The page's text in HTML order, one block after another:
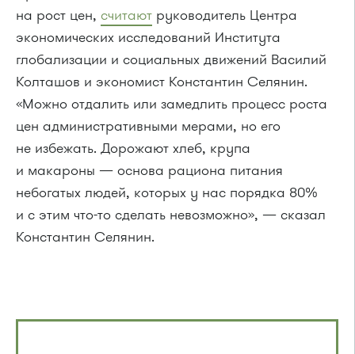
на рост цен, считают руководитель Центра
экономических исследований Института
глобализации и социальных движений Василий
Колташов и экономист Константин Селянин.
«Можно отдалить или замедлить процесс роста
цен административными мерами, но его
не избежать. Дорожают хлеб, крупа
и макароны — основа рациона питания
небогатых людей, которых у нас порядка 80%
и с этим что-то сделать невозможно», — сказал
Константин Селянин.